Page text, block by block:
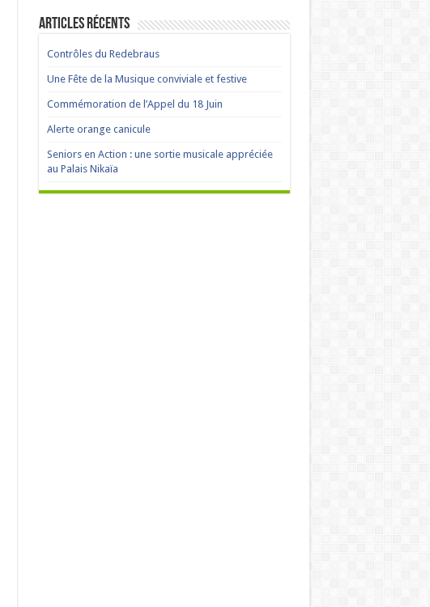
Articles récents
Contrôles du Redebraus
Une Fête de la Musique conviviale et festive
Commémoration de l’Appel du 18 Juin
Alerte orange canicule
Seniors en Action : une sortie musicale appréciée
au Palais Nikaïa